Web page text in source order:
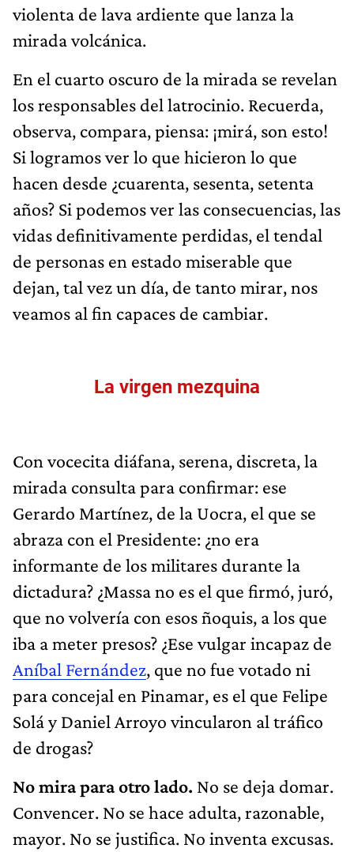
violenta de lava ardiente que lanza la
mirada volcánica.
En el cuarto oscuro de la mirada se revelan
los responsables del latrocinio. Recuerda,
observa, compara, piensa: ¡mirá, son esto!
Si logramos ver lo que hicieron lo que
hacen desde ¿cuarenta, sesenta, setenta
años? Si podemos ver las consecuencias, las
vidas definitivamente perdidas, el tendal
de personas en estado miserable que
dejan, tal vez un día, de tanto mirar, nos
veamos al fin capaces de cambiar.
La virgen mezquina
Con vocecita diáfana, serena, discreta, la
mirada consulta para confirmar: ese
Gerardo Martínez, de la Uocra, el que se
abraza con el Presidente: ¿no era
informante de los militares durante la
dictadura? ¿Massa no es el que firmó, juró,
que no volvería con esos ñoquis, a los que
iba a meter presos? ¿Ese vulgar incapaz de
Aníbal Fernández, que no fue votado ni
para concejal en Pinamar, es el que Felipe
Solá y Daniel Arroyo vincularon al tráfico
de drogas?
No mira para otro lado. No se deja domar.
Convencer. No se hace adulta, razonable,
mayor. No se justifica. No inventa excusas.